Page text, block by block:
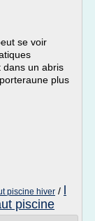
se voir
dans un abris
plus
piscine hiver /
piscine